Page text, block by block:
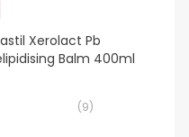
Xerolact Pb
Balm 400ml
(9)